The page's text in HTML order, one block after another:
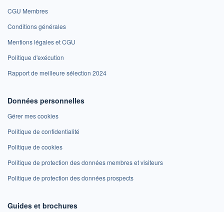
CGU Membres
Conditions générales
Mentions légales et CGU
Politique d'exécution
Rapport de meilleure sélection 2024
Données personnelles
Gérer mes cookies
Politique de confidentialité
Politique de cookies
Politique de protection des données membres et visiteurs
Politique de protection des données prospects
Guides et brochures